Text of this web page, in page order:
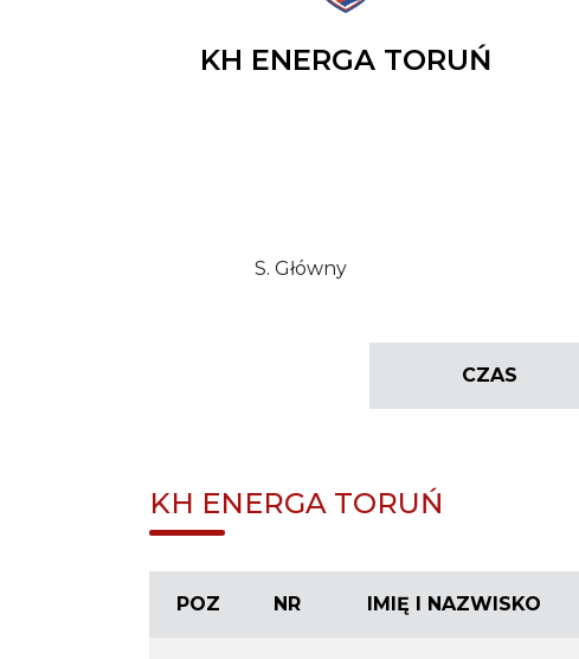
KH ENERGA TORUŃ
S. Główny
CZAS
KH ENERGA TORUŃ
POZ NR IMIĘ I NAZWISKO